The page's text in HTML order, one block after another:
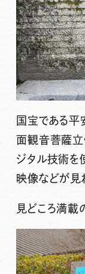
国宝である平
面観音菩薩
ジタル技術
映像などが見
見どころ満載